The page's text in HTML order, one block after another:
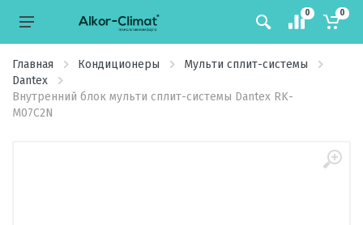
0 0
Главная Кондиционеры
Мульти сплит-системы
Dantex
Внутренний блок мульти сплит-системы Dantex RK-
M07C2N